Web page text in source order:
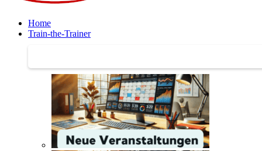
Home
Train-the-Trainer